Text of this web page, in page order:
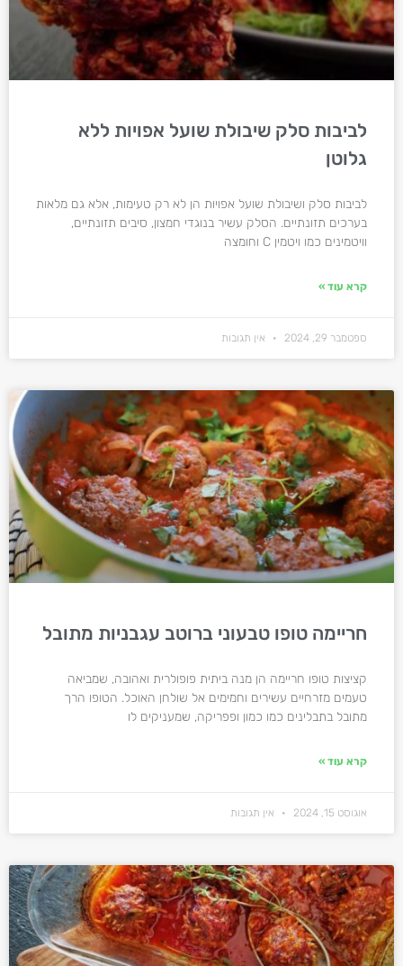
לביבות סלק שיבולת שועל אפויות ללא
גלוטן
לביבות סלק ושיבולת שועל אפויות הן לא רק טעימות, אלא גם מלאות
בערכים תזונתיים. הסלק עשיר בנוגדי חמצון, סיבים תזונתיים,
וויטמינים כמו ויטמין C וחומצה
קרא עוד »
ספטמבר 29, 2024 אין תגובות
חריימה טופו טבעוני ברוטב עגבניות מתובל
קציצות טופו חריימה הן מנה ביתית פופולרית ואהובה, שמביאה
טעמים מזרחיים עשירים וחמימים אל שולחן האוכל. הטופו הרך
מתובל בתבלינים כמו כמון ופפריקה, שמעניקים לו
קרא עוד »
אוגוסט 15, 2024 אין תגובות